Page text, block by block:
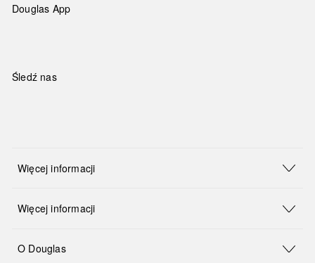
Douglas App
Śledź nas
Więcej informacji
Więcej informacji
O Douglas